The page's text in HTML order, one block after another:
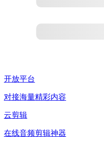
开放平台
对接海量精彩内容
云剪辑
在线音频剪辑神器